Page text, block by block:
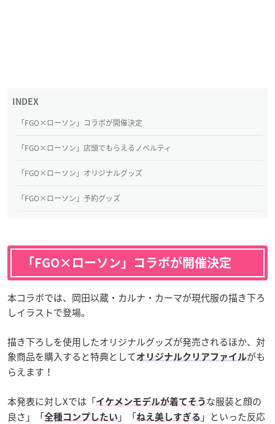
「FGO×ローソン」コラボが開催決定
「FGO×ローソン」店頭でもらえるノベルティ
「FGO×ローソン」オリジナルグッズ
「FGO×ローソン」予約グッズ
「FGO×ローソン」コラボが開催決定
本コラボでは、岡田以蔵・カルナ・カーマが現代服の描き下ろ
しイラストで登場。
描き下ろしを使用したオリジナルグッズが発売されるほか、対
象商品を購入すると特典としてオリジナルクリアファイルがも
らえます！
本発表に対しXでは「イケメンモデルが着てそう な服装と顔の
良さ」「全種コンプしたい 」「ねえ美しすぎる 」といった反応